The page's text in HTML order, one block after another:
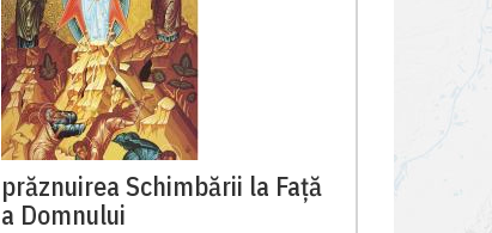
prăznuirea Schimbării la Față
a Domnului